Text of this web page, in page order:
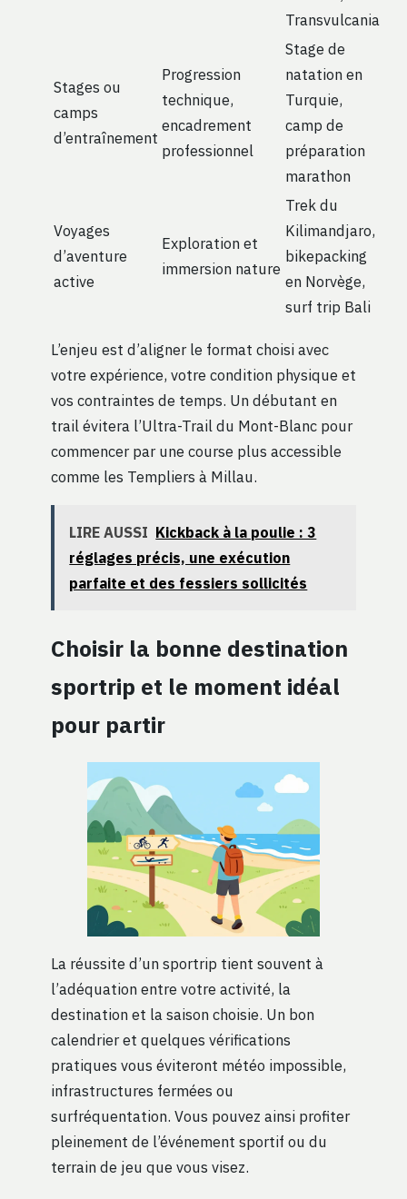
Transvulcania
Stages ou
camps
d’entraînement
Progression
technique,
encadrement
professionnel
Stage de
natation en
Turquie,
camp de
préparation
marathon
Voyages
d’aventure
active
Exploration et
immersion nature
Trek du
Kilimandjaro,
bikepacking
en Norvège,
surf trip Bali
L’enjeu est d’aligner le format choisi avec
votre expérience, votre condition physique et
vos contraintes de temps. Un débutant en
trail évitera l’Ultra-Trail du Mont-Blanc pour
commencer par une course plus accessible
comme les Templiers à Millau.
LIRE AUSSI Kickback à la poulie : 3
réglages précis, une exécution
parfaite et des fessiers sollicités
Choisir la bonne destination
sportrip et le moment idéal
pour partir
La réussite d’un sportrip tient souvent à
l’adéquation entre votre activité, la
destination et la saison choisie. Un bon
calendrier et quelques vérifications
pratiques vous éviteront météo impossible,
infrastructures fermées ou
surfréquentation. Vous pouvez ainsi profiter
pleinement de l’événement sportif ou du
terrain de jeu que vous visez.